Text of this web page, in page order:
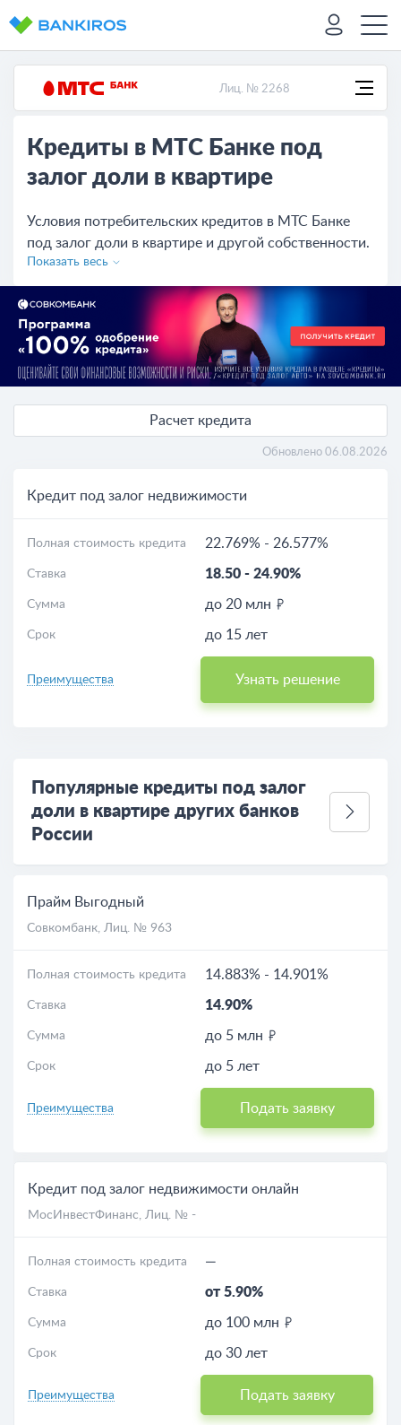
Лиц. № 2268
Кредиты в МТС Банке под
залог доли в квартире
Условия потребительских кредитов в МТС Банке
под залог доли в квартире и другой собственности.
Сравните условия других банков, рассчитайте
переплату, оставьте онлайн-заявку на сайте.
Показать весь
Расчет кредита
Обновлено 06.08.2026
Кредит под залог недвижимости
Полная стоимость кредита 22.769% - 26.577%
Ставка 18.50 - 24.90%
Сумма до 20 млн
Срок до 15 лет
Преимущества Узнать решение
Популярные кредиты под залог
доли в квартире других банков
России
Прайм Выгодный
Совкомбанк, Лиц. № 963
Полная стоимость кредита 14.883% - 14.901%
Ставка 14.90%
Сумма до 5 млн
Срок до 5 лет
Преимущества Подать заявку
Кредит под залог недвижимости онлайн
МосИнвестФинанс, Лиц. № -
Полная стоимость кредита —
Ставка от 5.90%
Сумма до 100 млн
Срок до 30 лет
Преимущества Подать заявку